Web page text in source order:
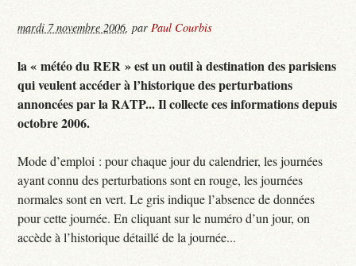
mardi 7 novembre 2006,parPaul Courbis
la « météo du RER » est un outil à destination des parisiens
qui veulent accéder à l’historique des perturbations
annoncées par la RATP... Il collecte ces informations depuis
octobre 2006.
Mode d’emploi : pour chaque jour du calendrier, les journées
ayant connu des perturbations sont en rouge, les journées
normales sont en vert. Le gris indique l’absence de données
pour cette journée. En cliquant sur le numéro d’un jour, on
accède à l’historique détaillé de la journée...